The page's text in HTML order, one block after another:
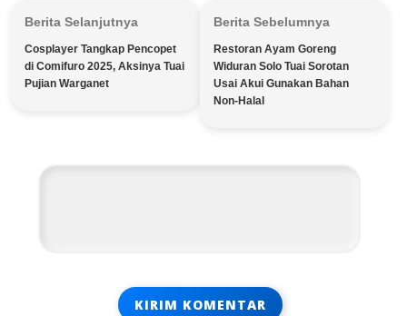
Berita Selanjutnya
Cosplayer Tangkap Pencopet
di Comifuro 2025, Aksinya Tuai
Pujian Warganet
Berita Sebelumnya
Restoran Ayam Goreng
Widuran Solo Tuai Sorotan
Usai Akui Gunakan Bahan
Non-Halal